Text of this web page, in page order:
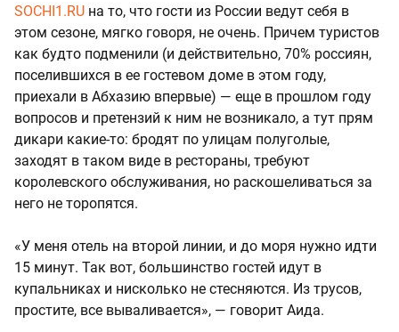
SOCHI1.RU на то, что гости из России ведут себя в
этом сезоне, мягко говоря, не очень. Причем туристов
как будто подменили (и действительно, 70% россиян,
поселившихся в ее гостевом доме в этом году,
приехали в Абхазию впервые) — еще в прошлом году
вопросов и претензий к ним не возникало, а тут прям
дикари какие-то: бродят по улицам полуголые,
заходят в таком виде в рестораны, требуют
королевского обслуживания, но раскошеливаться за
него не торопятся.
«У меня отель на второй линии, и до моря нужно идти
15 минут. Так вот, большинство гостей идут в
купальниках и нисколько не стесняются. Из трусов,
простите, все вываливается», — говорит Аида.